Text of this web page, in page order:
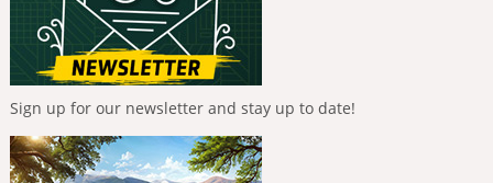
Sign up for our newsletter and stay up to date!